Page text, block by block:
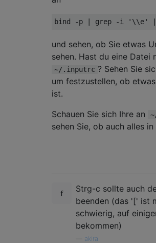
und sehen, ob Sie etwas
sehen. Hast du eine Datei
~/.inputrc ? Sehen Sie
um festzustellen, ob
ist.
Schauen Sie sich Ihre an
sehen Sie, ob auch alles
Strg-c sollte auch
beenden (das '[' ist
schwierig, auf
bekommen)
akira